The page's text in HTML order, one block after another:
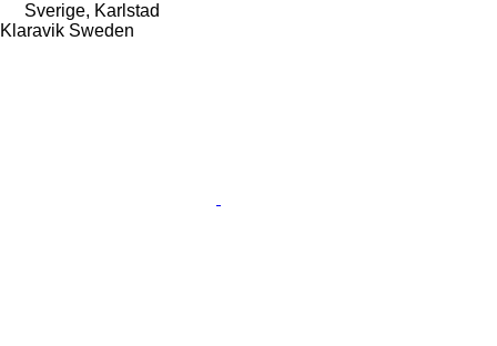
Sverige, Karlstad
Klaravik Sweden